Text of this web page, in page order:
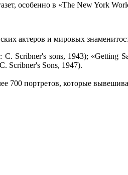
особенно в «The New York
актеров и мировых
Scribner's sons, 1943); «Getting
Scribner's Sons, 1947).
700 портретов, которые